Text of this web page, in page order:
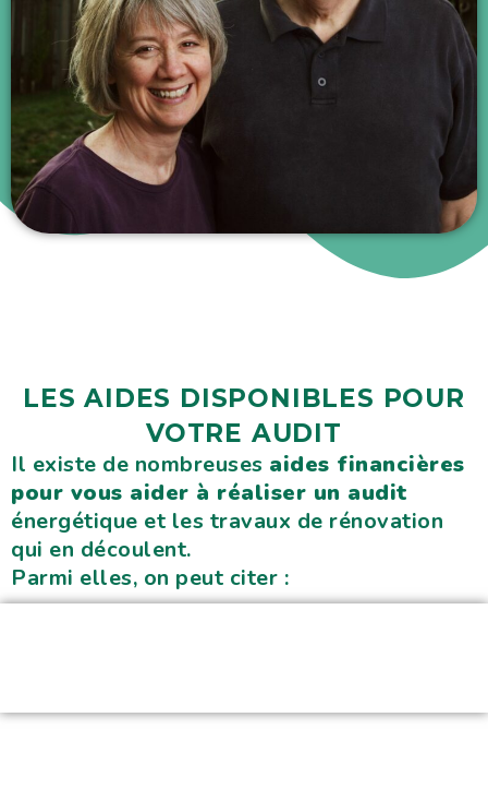
LES AIDES DISPONIBLES POUR
VOTRE AUDIT
Il existe de nombreuses aides financières
pour vous aider à réaliser un audit
énergétique et les travaux de rénovation
qui en découlent.
Parmi elles, on peut citer :